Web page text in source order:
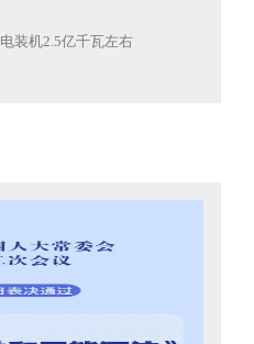
装机2.5亿千瓦左右